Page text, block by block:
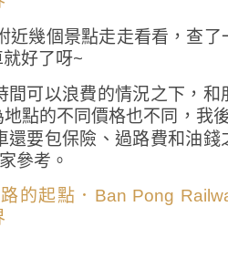
幾個景點走走看看，查
好了呀~
可以浪費的情況之下，
點的不同價格也不同，我
要包保險、過路費和油
參考。